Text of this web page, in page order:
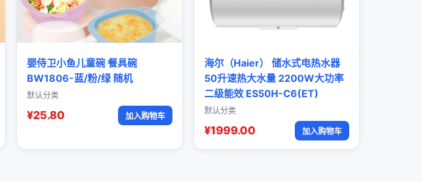
婴侍卫小鱼儿童碗 餐具碗
BW1806-蓝/粉/绿 随机
默认分类
¥25.80 加入购物车
海尔（Haier） 储水式电热水器
50升速热大水量 2200W大功率
二级能效 ES50H-C6(ET)
默认分类
¥1999.00 加入购物车